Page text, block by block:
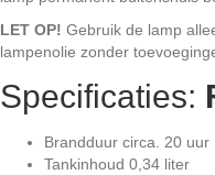
LET OP! Gebruik de lamp
lampenolie zonder
Specificaties:
Brandduur circa. 20 uur
Tankinhoud 0,34 liter